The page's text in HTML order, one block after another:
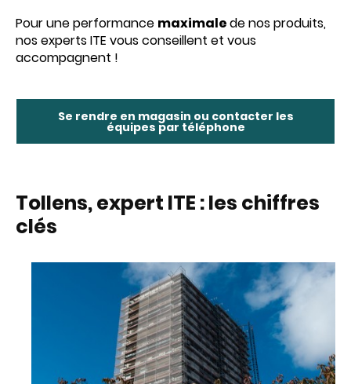
Pour une performance maximalede nos produits,
nos experts ITE vous conseillent et vous
accompagnent !
Se rendre en magasin ou contacter les
équipes par téléphone
Tollens, expert ITE : les chiffres
clés